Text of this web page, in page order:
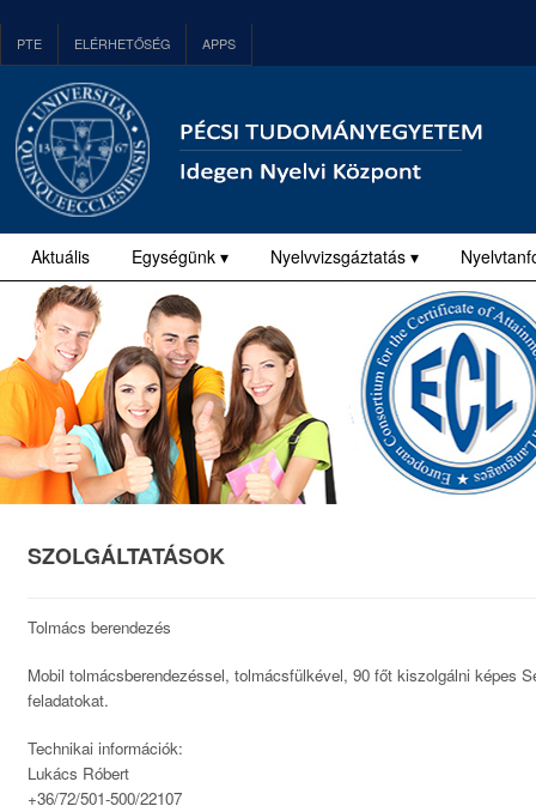
PTE ELÉRHETŐSÉG APPS
Aktuális Egységünk ▾ Nyelvvizsgáztatás ▾
SZOLGÁLTATÁSOK
Tolmács berendezés
Mobil tolmácsberendezéssel, tolmácsfülkével, 90 főt kiszolgálni képes
feladatokat.
Technikai információk:
Lukács Róbert
+36/72/501-500/22107